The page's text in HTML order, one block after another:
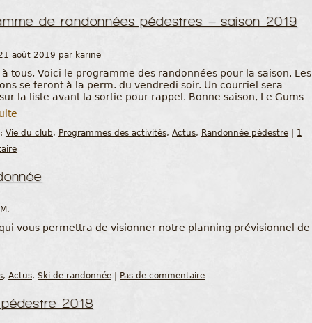
de randonnées pédestres – saison 2019
août 2019 par karine
tous, Voici le programme des randonnées pour la saison. Les
se feront à la perm. du vendredi soir. Un courriel sera
la liste avant la sortie pour rappel. Bonne saison, Le Gums
Vie du club, Programmes des activités, Actus, Randonnée pédestre
1
vous permettra de visionner notre planning prévisionnel de
, Actus, Ski de randonnée Pas de commentaire
2018